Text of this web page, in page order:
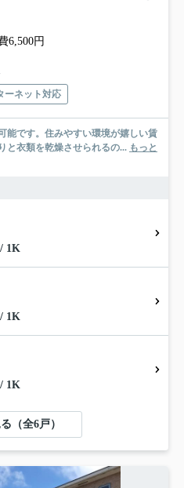
6,500円
ーネット対応
能です。住みやすい環境が嬉しい賃
と衣類を乾燥させられるの... もっと
1K
1K
1K
（全6戸）